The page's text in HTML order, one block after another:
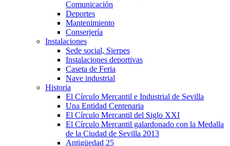
Comunicación
Deportes
Mantenimiento
Conserjería
Instalaciones
Sede social, Sierpes
Instalaciones deportivas
Caseta de Feria
Nave industrial
Historia
El Círculo Mercantil e Industrial de Sevilla
Una Entidad Centenaria
El Círculo Mercantil del Siglo XXI
El Círculo Mercantil galardonado con la Medalla
de la Ciudad de Sevilla 2013
Antigüedad 25